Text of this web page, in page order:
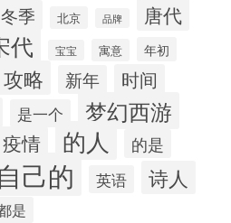
冬季 北京 品牌 唐代
代 宝宝 寓意 年初
攻略 新年 时间
是一个 梦幻西游
疫情 的人 的是
自己的 英语 诗人
是